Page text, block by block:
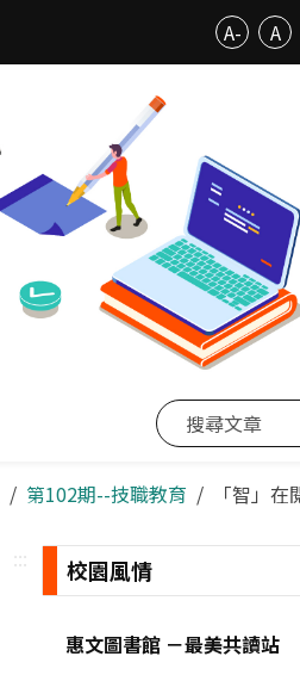
A- A
第102期--技職教育 「智」
::: 校園風情
惠文圖書館 －最美共讀站